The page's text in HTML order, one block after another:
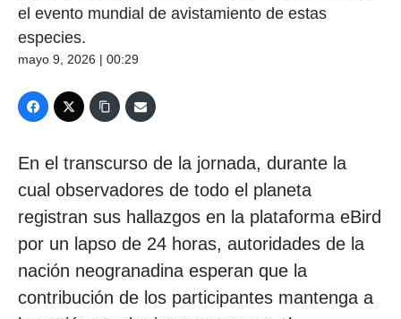
el evento mundial de avistamiento de estas
especies.
mayo 9, 2026 | 00:29
En el transcurso de la jornada, durante la
cual observadores de todo el planeta
registran sus hallazgos en la plataforma eBird
por un lapso de 24 horas, autoridades de la
nación neogranadina esperan que la
contribución de los participantes mantenga a